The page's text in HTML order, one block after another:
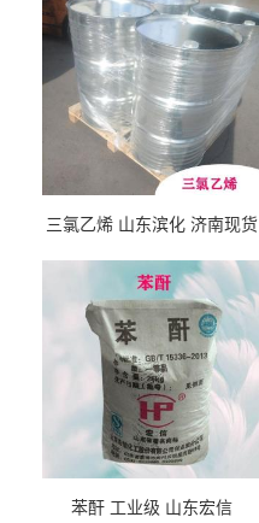
三氯乙烯 山东滨化 济南现货
苯酐 工业级 山东宏信